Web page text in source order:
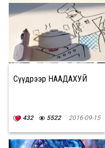
Сүүдрээр НААДАХУЙ
432 5522 2016-09-15